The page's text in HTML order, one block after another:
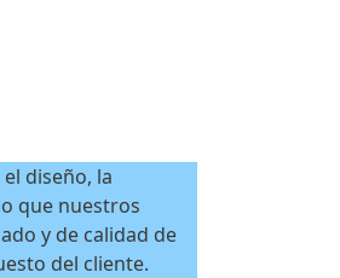
diseño, la
que nuestros
y de calidad de
del cliente.